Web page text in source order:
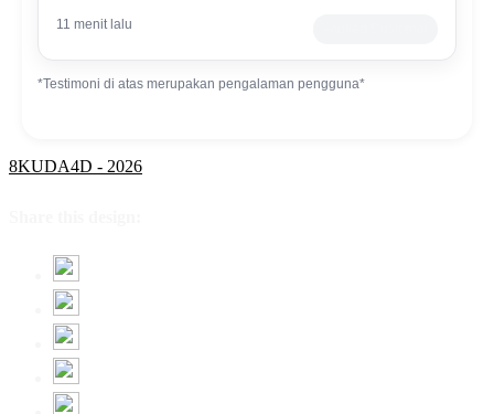
11 menit lalu
*Testimoni di atas merupakan pengalaman pengguna*
8KUDA4D - 2026